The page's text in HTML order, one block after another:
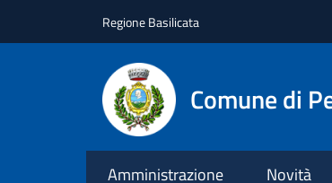
Regione Basilicata
Comune di
Amministrazione Novità